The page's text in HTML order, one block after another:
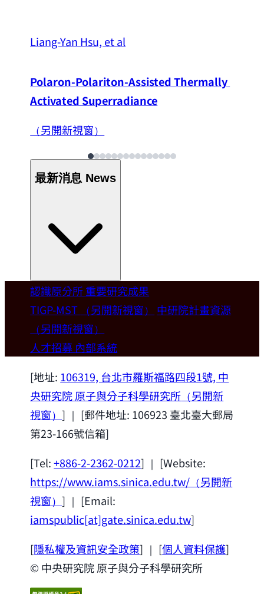
Liang-Yan Hsu, et al
Polaron-Polariton-Assisted Thermally
Activated Superradiance
（另開新視窗）
最新消息 News
Welcome
歡迎本所新聘合聘研究員陳俊維特聘教授
(國立台灣大學材料科學與工程學系)。
2026-07-14
認識原分所重要研究成果
TIGP-MST （另開新視窗）
中研院計畫資源
（另開新視窗）
人才招募 內部系統
[地址: 106319, 台北市羅斯福路四段1號, 中
央研究院 原子與分子科學研究所 （另開新
視窗）] ｜ [郵件地址: 106923 臺北臺大郵局
第23-166號信箱]
[Tel:+886-2-2362-0212] ｜ [Website:
https://www.iams.sinica.edu.tw/ （另開新
視窗）] ｜ [Email:
iamspublic[at]gate.sinica.edu.tw]
[隱私權及資訊安全政策] ｜ [個人資料保護]
© 中央研究院 原子與分子科學研究所